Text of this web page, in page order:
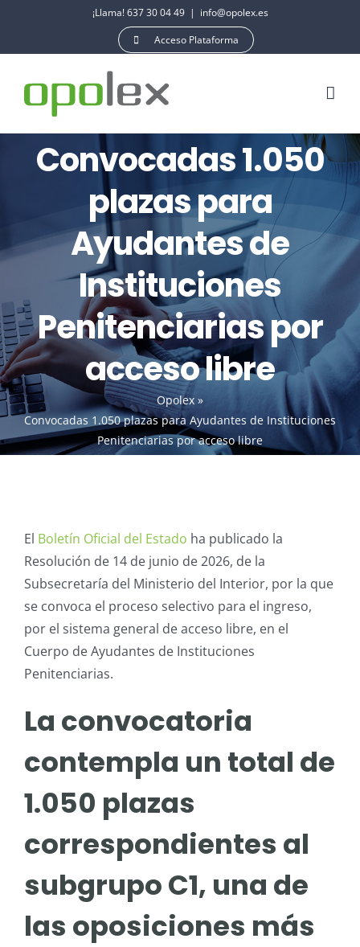
contenido
¡Llama! 637 30 04 49 | info@opolex.es
Acceso Plataforma
Convocadas 1.050
plazas para
Ayudantes de
Instituciones
Penitenciarias por
acceso libre
Opolex »
Convocadas 1.050 plazas para Ayudantes de Instituciones
Penitenciarias por acceso libre
El Boletín Oficial del Estado ha publicado la
Resolución de 14 de junio de 2026, de la
Subsecretaría del Ministerio del Interior, por la que
se convoca el proceso selectivo para el ingreso,
por el sistema general de acceso libre, en el
Cuerpo de Ayudantes de Instituciones
Penitenciarias.
La convocatoria
contempla un total de
1.050 plazas
correspondientes al
subgrupo C1, una de
las oposiciones más